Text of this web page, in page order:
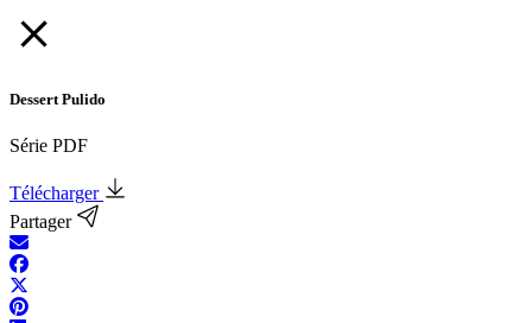
Dessert Pulido
Série PDF
Télécharger
Partager